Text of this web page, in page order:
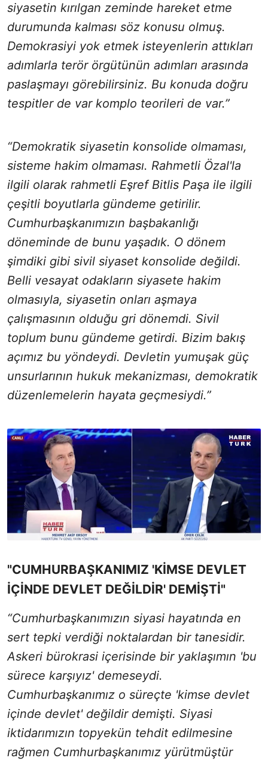
siyasetin kırılgan zeminde hareket etme
durumunda kalması söz konusu olmuş.
Demokrasiyi yok etmek isteyenlerin attıkları
adımlarla terör örgütünün adımları arasında
paslaşmayı görebilirsiniz. Bu konuda doğru
tespitler de var komplo teorileri de var.”
“Demokratik siyasetin konsolide olmaması,
sisteme hakim olmaması. Rahmetli Özal'la
ilgili olarak rahmetli Eşref Bitlis Paşa ile ilgili
çeşitli boyutlarla gündeme getirilir.
Cumhurbaşkanımızın başbakanlığı
döneminde de bunu yaşadık. O dönem
şimdiki gibi sivil siyaset konsolide değildi.
Belli vesayat odakların siyasete hakim
olmasıyla, siyasetin onları aşmaya
çalışmasının olduğu gri dönemdi. Sivil
toplum bunu gündeme getirdi. Bizim bakış
açımız bu yöndeydi. Devletin yumuşak güç
unsurlarının hukuk mekanizması, demokratik
düzenlemelerin hayata geçmesiydi.”
"CUMHURBAŞKANIMIZ 'KİMSE DEVLET
İÇİNDE DEVLET DEĞİLDİR' DEMİŞTİ"
“Cumhurbaşkanımızın siyasi hayatında en
sert tepki verdiği noktalardan bir tanesidir.
Askeri bürokrasi içerisinde bir yaklaşımın 'bu
sürece karşıyız' demeseydi.
Cumhurbaşkanımız o süreçte 'kimse devlet
içinde devlet' değildir demişti. Siyasi
iktidarımızın topyekün tehdit edilmesine
rağmen Cumhurbaşkanımız yürütmüştür